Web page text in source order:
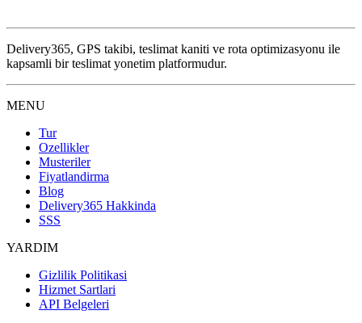
Delivery365, GPS takibi, teslimat kaniti ve rota optimizasyonu ile
kapsamli bir teslimat yonetim platformudur.
MENU
Tur
Ozellikler
Musteriler
Fiyatlandirma
Blog
Delivery365 Hakkinda
SSS
YARDIM
Gizlilik Politikasi
Hizmet Sartlari
API Belgeleri